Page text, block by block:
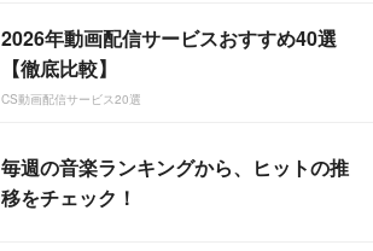
2026年動画配信サービスおすすめ40選
【徹底比較】
CS動画配信サービス20選
毎週の音楽ランキングから、ヒットの推
移をチェック！